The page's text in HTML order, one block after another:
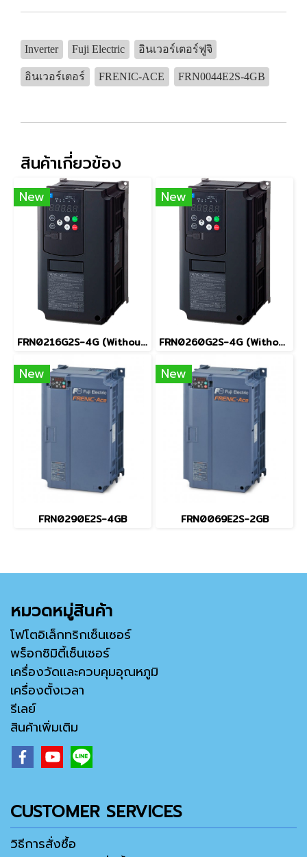
Inverter Fuji Electric อินเวอร์เตอร์ฟูจิ
อินเวอร์เตอร์ FRENIC-ACE FRN0044E2S-4GB
สินค้าเกี่ยวข้อง
New
FRN0216G2S-4G (Without Keypad)
New
FRN0260G2S-4G (Without Keypad)
New
FRN0290E2S-4GB
New
FRN0069E2S-2GB
หมวดหมู่สินค้า
โฟโตอิเล็กทริกเซ็นเซอร์
พร็อกซิมิตี้เซ็นเซอร์
เครื่องวัดและควบคุมอุณหภูมิ
เครื่องตั้งเวลา
รีเลย์
สินค้าเพิ่มเติม
CUSTOMER SERVICES
วิธีการสั่งซื้อ